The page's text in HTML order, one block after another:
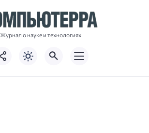
Журнал о науке и технологиях